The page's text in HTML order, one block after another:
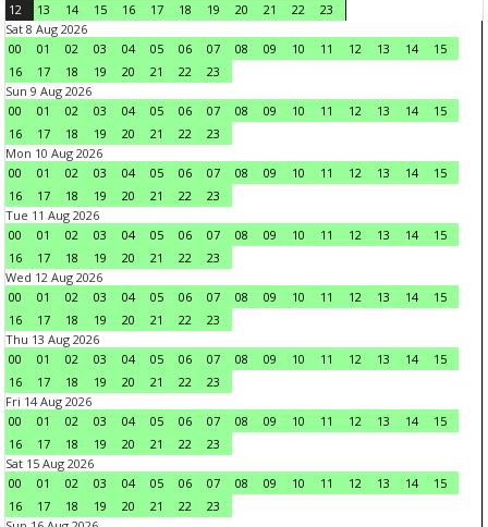
12 13 14 15 16 17 18 19 20 21 22
23
Sat 8 Aug 2026
00
01 02 03 04 05 06 07 08 09 10 11 12 13 14
15
16
17 18 19 20 21 22
23
Sun 9 Aug 2026
00
01 02 03 04 05 06 07 08 09 10 11 12 13 14
15
16
17 18 19 20 21 22
23
Mon 10 Aug 2026
00
01 02 03 04 05 06 07 08 09 10 11 12 13 14
15
16
17 18 19 20 21 22
23
Tue 11 Aug 2026
00
01 02 03 04 05 06 07 08 09 10 11 12 13 14
15
16
17 18 19 20 21 22
23
Wed 12 Aug 2026
00
01 02 03 04 05 06 07 08 09 10 11 12 13 14
15
16
17 18 19 20 21 22
23
Thu 13 Aug 2026
00
01 02 03 04 05 06 07 08 09 10 11 12 13 14
15
16
17 18 19 20 21 22
23
Fri 14 Aug 2026
00
01 02 03 04 05 06 07 08 09 10 11 12 13 14
15
16
17 18 19 20 21 22
23
Sat 15 Aug 2026
00
01 02 03 04 05 06 07 08 09 10 11 12 13 14
15
16
17 18 19 20 21 22
23